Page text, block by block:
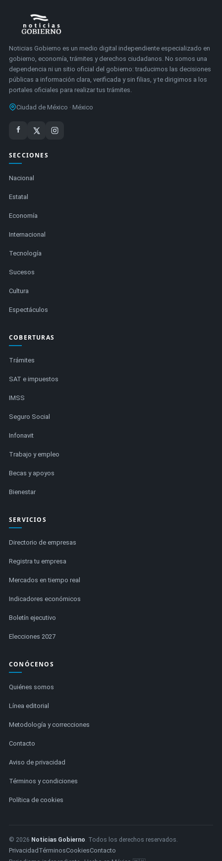
Noticias Gobierno es un medio digital independiente especializado en
gobierno, economía, trámites y derechos ciudadanos. No somos una
dependencia ni un sitio oficial del gobierno: traducimos las decisiones
públicas a información clara, verificada y sin filias, y te dirigimos a los
portales oficiales para realizar tus trámites.
Ciudad de México · México
SECCIONES
Nacional
Estatal
Economía
Internacional
Tecnología
Sucesos
Cultura
Espectáculos
COBERTURAS
Trámites
SAT e impuestos
IMSS
Seguro Social
Infonavit
Trabajo y empleo
Becas y apoyos
Bienestar
SERVICIOS
Directorio de empresas
Registra tu empresa
Mercados en tiempo real
Indicadores económicos
Boletín ejecutivo
Elecciones 2027
CONÓCENOS
Quiénes somos
Línea editorial
Metodología y correcciones
Contacto
Aviso de privacidad
Términos y condiciones
Política de cookies
© 2026 Noticias Gobierno. Todos los derechos reservados.
Privacidad TérminosCookiesContacto